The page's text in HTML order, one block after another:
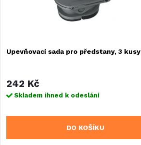
Upevňovací sada pro předstany, 3 kusy
242 Kč
Skladem ihned k odeslání
DO KOŠÍKU